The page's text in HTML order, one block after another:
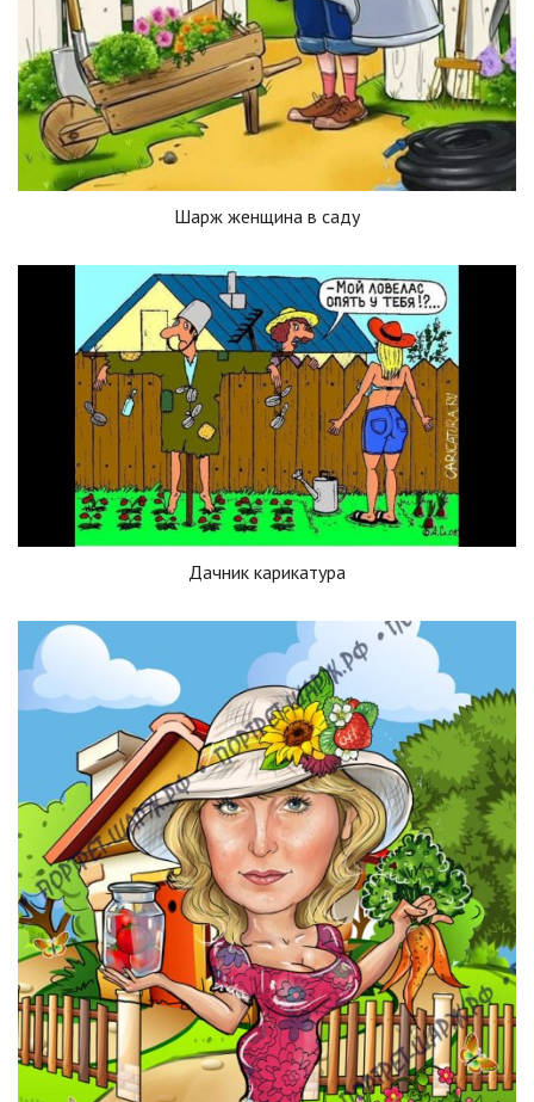
Шарж женщина в саду
Дачник карикатура